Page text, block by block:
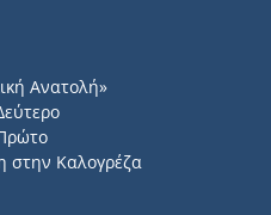
Ανατολή»
στην Καλογρέζα